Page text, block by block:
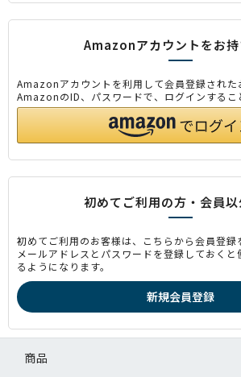
Amazonアカウントをお
Amazonアカウントを利用して会員登録された
AmazonのID、パスワードで、ログインするこ
初めてご利用の方・会員
初めてご利用のお客様は、こちらから会員登録
メールアドレスとパスワードを登録しておくと
るようになります。
商品